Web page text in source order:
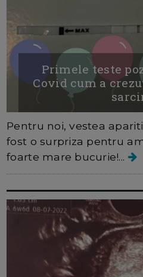
Primele teste
Covid cum a
Pentru noi, vestea
fost o surpriza pentru
foarte mare bucurie!...